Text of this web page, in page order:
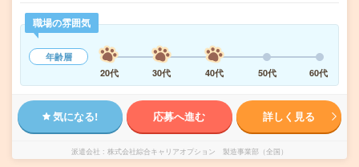
職場の雰囲気
年齢層
20代
30代 40代 50代 60代
気になる! 応募へ進む 詳しく見る
派遣会社 株式会社綜合キャリアオプション 製造事業部（全国）